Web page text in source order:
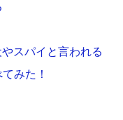
スパイと言われる
みた！